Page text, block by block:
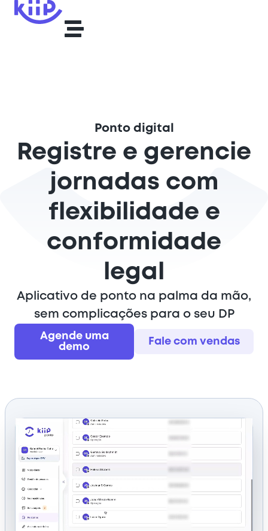
Ponto digital
Registre e gerencie
jornadas com
flexibilidade e
conformidade
legal
Aplicativo de ponto na palma da mão,
sem complicações para o seu DP
Agende uma
demo
Fale com vendas